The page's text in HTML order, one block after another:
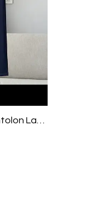
Beli Lastikli Fularlı Modal Pantolon Lacivert